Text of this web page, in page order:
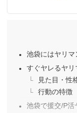
池袋にはヤリマ
すぐヤレるヤリ
見た目・性
行動の特徴
池袋で援交/P活